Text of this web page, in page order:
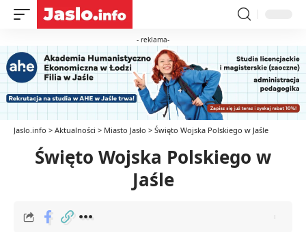
- reklama-
Jaslo.info > Aktualności > Miasto Jasło > Święto Wojska Polskiego w Jaśle
Święto Wojska Polskiego w
Jaśle